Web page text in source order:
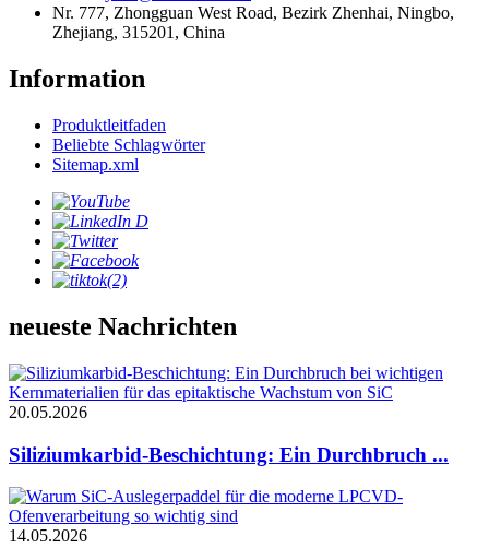
Nr. 777, Zhongguan West Road, Bezirk Zhenhai, Ningbo,
Zhejiang, 315201, China
Information
Produktleitfaden
Beliebte Schlagwörter
Sitemap.xml
neueste Nachrichten
20.05.2026
Siliziumkarbid-Beschichtung: Ein Durchbruch ...
14.05.2026